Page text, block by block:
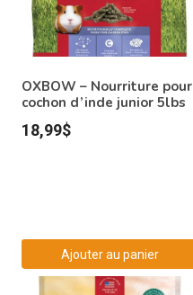
OXBOW – Nourriture pour
cochon d’inde junior 5lbs
18,99$
Ajouter au panier